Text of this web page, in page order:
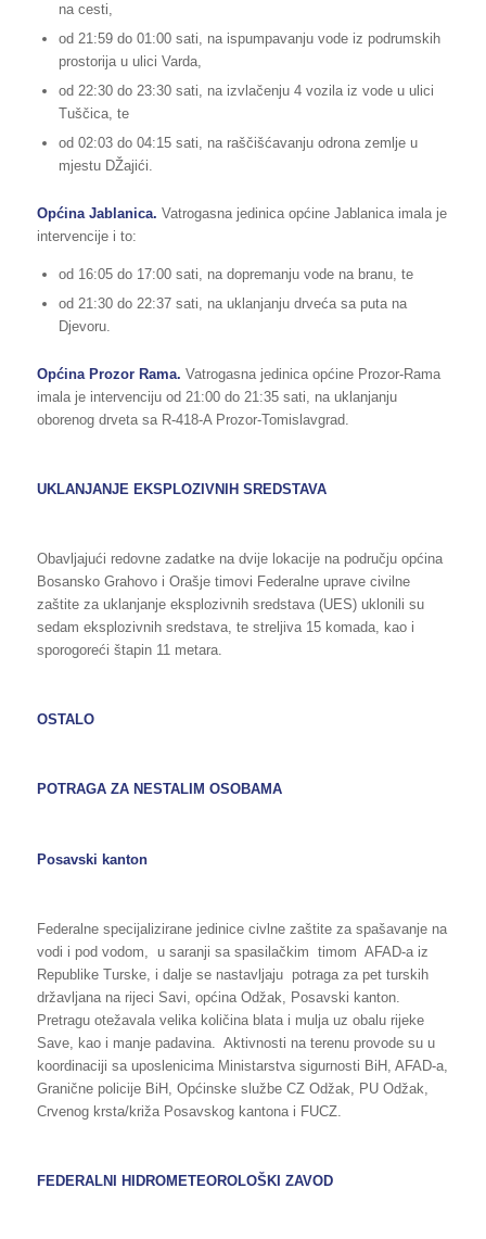
na cesti,
od 21:59 do 01:00 sati, na ispumpavanju vode iz podrumskih
prostorija u ulici Varda,
od 22:30 do 23:30 sati, na izvlačenju 4 vozila iz vode u ulici
Tuščica, te
od 02:03 do 04:15 sati, na raščišćavanju odrona zemlje u
mjestu DŽajići.
Općina Jablanica. Vatrogasna jedinica općine Jablanica imala je
intervencije i to:
od 16:05 do 17:00 sati, na dopremanju vode na branu, te
od 21:30 do 22:37 sati, na uklanjanju drveća sa puta na
Djevoru.
Općina Prozor Rama. Vatrogasna jedinica općine Prozor-Rama
imala je intervenciju od 21:00 do 21:35 sati, na uklanjanju
oborenog drveta sa R-418-A Prozor-Tomislavgrad.
UKLANJANJE EKSPLOZIVNIH SREDSTAVA
Obavljajući redovne zadatke na dvije lokacije na području općina
Bosansko Grahovo i Orašje timovi Federalne uprave civilne
zaštite za uklanjanje eksplozivnih sredstava (UES) uklonili su
sedam eksplozivnih sredstava, te streljiva 15 komada, kao i
sporogoreći štapin 11 metara.
OSTALO
POTRAGA ZA NESTALIM OSOBAMA
Posavski kanton
Federalne specijalizirane jedinice civlne zaštite za spašavanje na
vodi i pod vodom, u saranji sa spasilačkim timom AFAD-a iz
Republike Turske, i dalje se nastavljaju potraga za pet turskih
državljana na rijeci Savi, općina Odžak, Posavski kanton.
Pretragu otežavala velika količina blata i mulja uz obalu rijeke
Save, kao i manje padavina. Aktivnosti na terenu provode su u
koordinaciji sa uposlenicima Ministarstva sigurnosti BiH, AFAD-a,
Granične policije BiH, Općinske službe CZ Odžak, PU Odžak,
Crvenog krsta/križa Posavskog kantona i FUCZ.
FEDERALNI HIDROMETEOROLOŠKI ZAVOD